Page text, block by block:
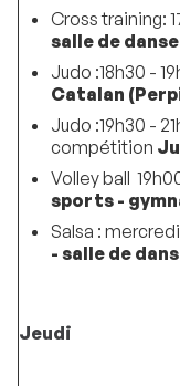
Cross training:
salle de danse
Judo :18h30 -
Catalan
Judo :19h30 -
compétition
Volley ball
sports -
Salsa :
- salle de
Jeudi